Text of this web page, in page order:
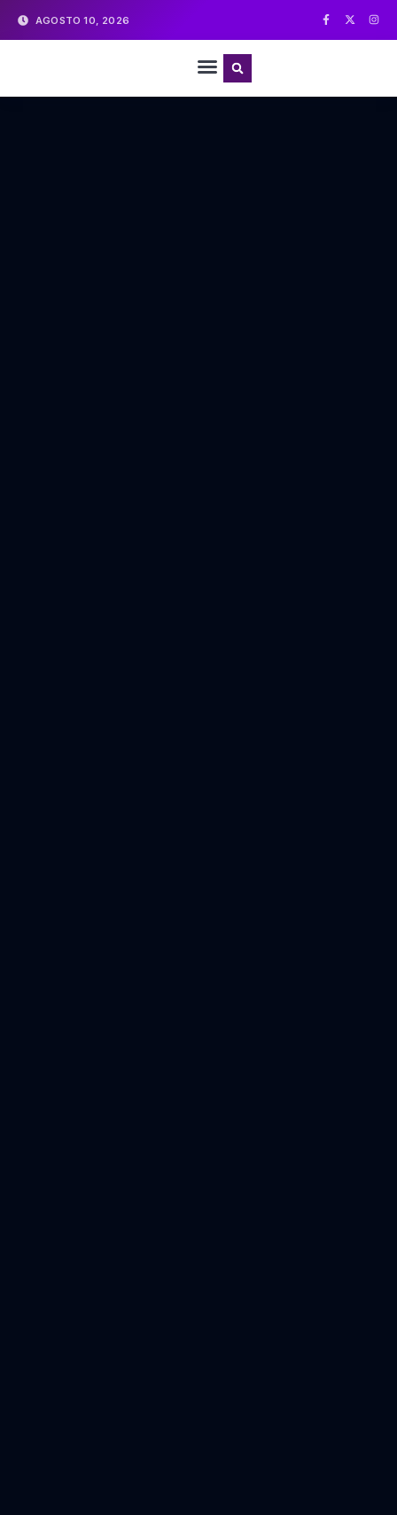
AGOSTO 10, 2026